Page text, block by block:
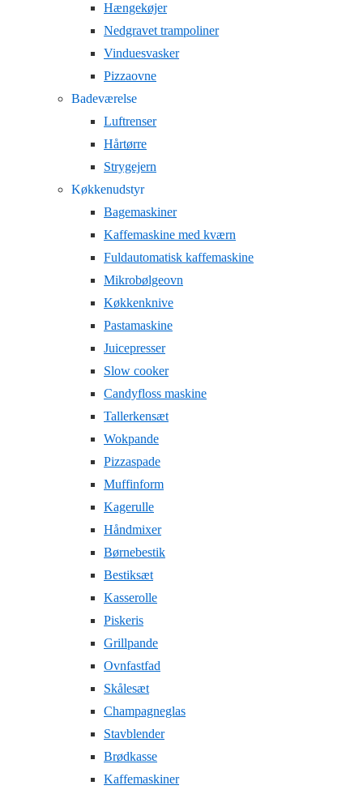
Hængekøjer
Nedgravet trampoliner
Vinduesvasker
Pizzaovne
Badeværelse
Luftrenser
Hårtørre
Strygejern
Køkkenudstyr
Bagemaskiner
Kaffemaskine med kværn
Fuldautomatisk kaffemaskine
Mikrobølgeovn
Køkkenknive
Pastamaskine
Juicepresser
Slow cooker
Candyfloss maskine
Tallerkensæt
Wokpande
Pizzaspade
Muffinform
Kagerulle
Håndmixer
Børnebestik
Bestiksæt
Kasserolle
Piskeris
Grillpande
Ovnfastfad
Skålesæt
Champagneglas
Stavblender
Brødkasse
Kaffemaskiner